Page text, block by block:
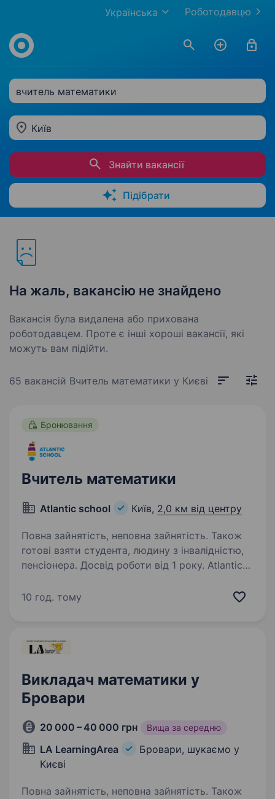
Роботодавцю
Українська
вчитель математики
Київ
Знайти вакансії
Підібрати
На жаль, вакансію не знайдено
Вакансія була видалена або прихована
роботодавцем. Проте є інші хороші вакансії, які
можуть вам підійти.
65 вакансій Вчитель математики у Києві
Бронювання
Вчитель математики
Atlantic school Київ, 2,0 км від центру
Повна зайнятість, неповна зайнятість. Також
готові взяти студента, людину з інвалідністю,
пенсіонера. Досвід роботи від 1 року. Atlantic
стандартами якості освіти, розташований
розвинути свій потенціал і досягти успіху…
10 год. тому
Викладач математики у
Бровари
20 000 – 40 000 грн Вища за середню
LA LearningArea
Бровари, шукаємо у
Києві
Повна зайнятість, неповна зайнятість. Також